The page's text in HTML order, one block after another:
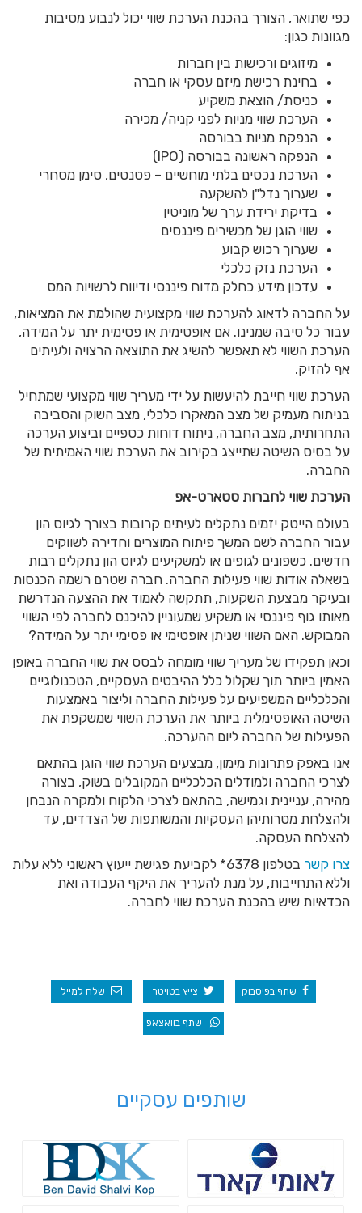
כפי שתואר, הצורך בהכנת הערכת שווי יכול לנבוע מסיבות
מגוונות כגון:
מיזוגים ורכישות בין חברות
בחינת רכישת מיזם עסקי או חברה
כניסת/ הוצאת משקיע
הערכת שווי מניות לפני קניה/ מכירה
הנפקת מניות בבורסה
הנפקה ראשונה בבורסה (IPO
)
הערכת נכסים בלתי מוחשיים – פטנטים, סימן מסחרי
שערוך נדל"ן להשקעה
בדיקת ירידת ערך של מוניטין
שווי הוגן של מכשירים פיננסים
שערוך רכוש קבוע
הערכת נזק כלכלי
עדכון מידע כחלק מדוח פיננסי ודיווח לרשויות המס
על החברה לדאוג להערכת שווי מקצועית שהולמת את המציאות,
עבור כל סיבה שמנינו. אם אופטימית או פסימית יתר על המידה,
הערכת השווי לא תאפשר להשיג את התוצאה הרצויה ולעיתים
אף להזיק.
הערכת שווי חייבת להיעשות על ידי מעריך שווי מקצועי שמתחיל
בניתוח מעמיק של מצב המאקרו כלכלי, מצב השוק והסביבה
התחרותית, מצב החברה, ניתוח דוחות כספיים וביצוע הערכה
על בסיס השיטה שתייצג בקירוב את הערכת שווי האמיתית של
החברה.
הערכת שווי לחברות סטארט-אפ
בעולם הייטק יזמים נתקלים לעיתים קרובות בצורך לגיוס הון
עבור החברה לשם המשך פיתוח המוצרים וחדירה לשווקים
חדשים. כשפונים לגופים או למשקיעים לגיוס הון נתקלים רבות
בשאלה אודות שווי פעילות החברה. חברה שטרם רשמה הכנסות
ובעיקר מבצעת השקעות, תתקשה לאמוד את ההצעה הנדרשת
מאותו גוף פיננסי או משקיע שמעוניין להיכנס לחברה לפי השווי
המבוקש. האם השווי שניתן אופטימי או פסימי יתר על המידה?
וכאן תפקידו של מעריך שווי מומחה לבסס את שווי החברה באופן
האמין ביותר תוך שקלול כלל ההיבטים העסקיים, הטכנולוגיים
והכלכליים המשפיעים על פעילות החברה וליצור באמצעות
השיטה האופטימלית ביותר את הערכת השווי שמשקפת את
הפעילות של החברה ליום ההערכה.
אנו באפק פתרונות מימון, מבצעים הערכת שווי הוגן בהתאם
לצרכי החברה ולמודלים הכלכליים המקובלים בשוק, בצורה
מהירה, עניינית וגמישה, בהתאם לצרכי הלקוח ולמקרה הנבחן
ולהצלחת מטרותיהן העסקיות והמשותפות של הצדדים, עד
להצלחת העסקה.
צרו קשר בטלפון 6378*
לקביעת פגישת ייעוץ ראשוני ללא עלות
וללא התחייבות, על מנת להעריך את היקף העבודה ואת
הכדאיות שיש בהכנת הערכת שווי לחברה.
שתף בפיסבוק צייץ בטויטר שלח למייל
שתף בוואצאפ
שותפים עסקיים
לאומי קארד Bdsk